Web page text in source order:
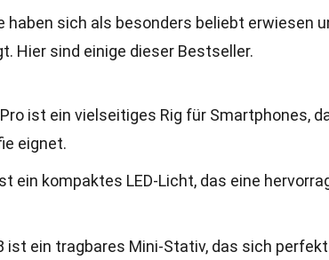
haben sich als besonders beliebt erwiesen
Hier sind einige dieser Bestseller.
Pro ist ein vielseitiges Rig für Smartphones,
eignet.
ein kompaktes LED-Licht, das eine
ist ein tragbares Mini-Stativ, das sich